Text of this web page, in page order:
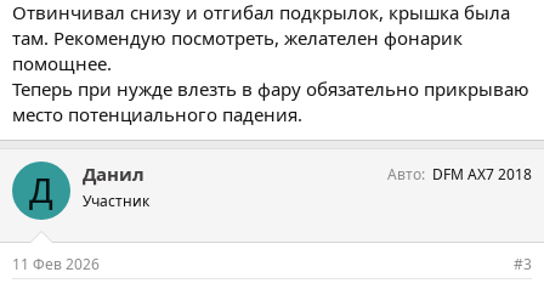
Отвинчивал снизу и отгибал подкрылок, крышка была
там. Рекомендую посмотреть, желателен фонарик
помощнее.
Теперь при нужде влезть в фару обязательно прикрываю
место потенциального падения.
Д Данил
Участник
Авто DFM AX7 2018
11 Фев 2026 #3